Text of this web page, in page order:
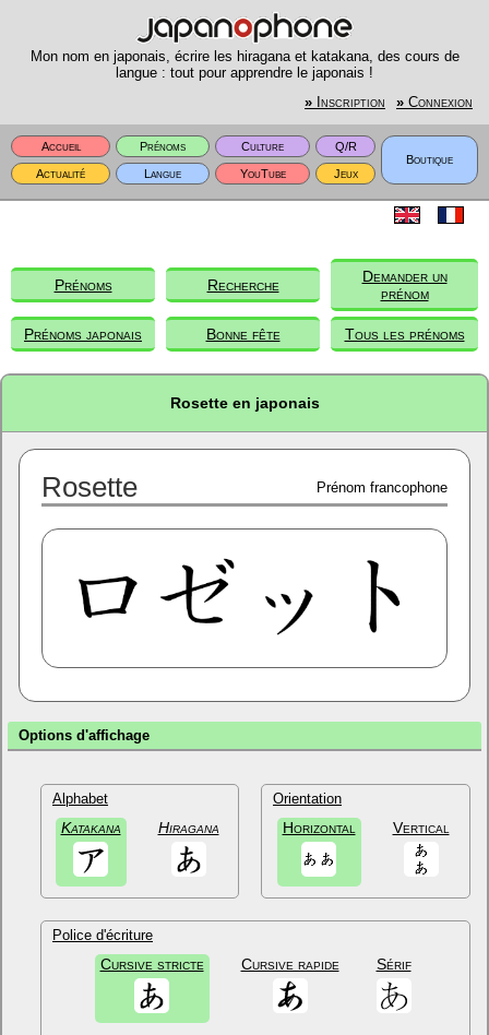
Mon nom en japonais, écrire les hiragana et katakana, des cours de
langue : tout pour apprendre le japonais !
» Inscription » Connexion
Accueil Prénoms Culture
Q/R
Boutique
Actualité
Langue YouTube Jeux
Prénoms Recherche
Demander un
prénom
Prénoms japonais Bonne fête Tous les prénoms
Rosette en japonais
Rosette Prénom francophone
Options d'affichage
Alphabet
Katakana Hiragana
Orientation
Horizontal Vertical
Police d'écriture
Cursive stricte Cursive rapide Sérif